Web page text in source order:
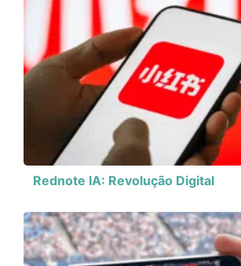
Rednote IA: Revolução Digital